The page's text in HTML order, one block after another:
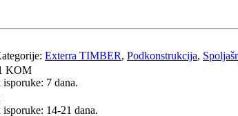
Exterra TIMBER, Podkonstrukcija,
KOM
7 dana.
14-21 dana.